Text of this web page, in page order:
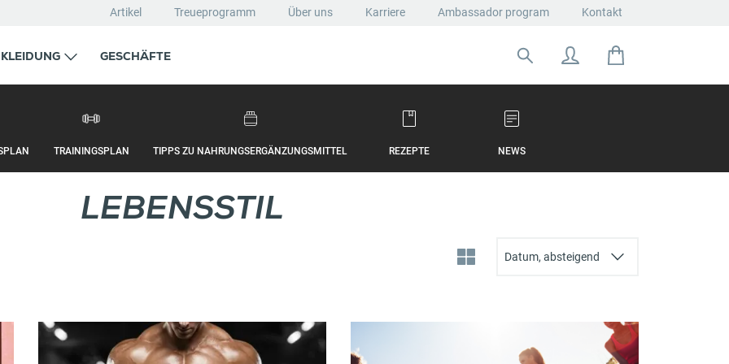
Artikel Treueprogramm Über uns Karriere Ambassador program Kontakt
KLEIDUNG GESCHÄFTE
Suche nach:
TRAININGSPLAN TIPPS ZU NAHRUNGSERGÄNZUNGSMITTEL REZEPTE NEWS
LEBENSSTIL